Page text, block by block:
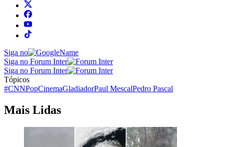
Siga no
Siga no Forum Inter
Siga no Forum Inter
Tópicos
#CNNPopCinemaGladiadorPaul MescalPedro Pascal
Mais Lidas